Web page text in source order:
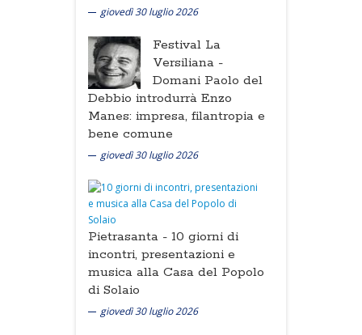
giovedì 30 luglio 2026
Festival La
Versiliana -
Domani Paolo del
Debbio introdurrà Enzo
Manes: impresa, filantropia e
bene comune
giovedì 30 luglio 2026
Pietrasanta - 10 giorni di
incontri, presentazioni e
musica alla Casa del Popolo
di Solaio
giovedì 30 luglio 2026